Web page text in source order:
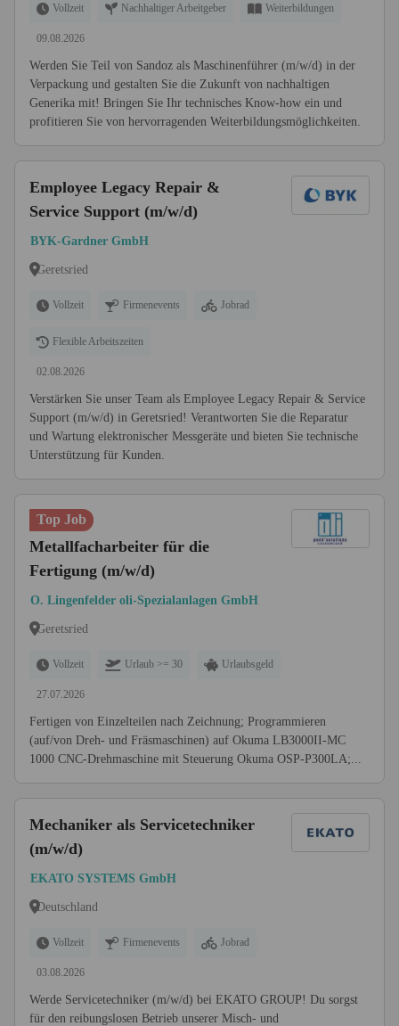
Vollzeit Nachhaltiger Arbeitgeber Weiterbildungen
09.08.2026
Werden Sie Teil von Sandoz als Maschinenführer (m/w/d) in der
Verpackung und gestalten Sie die Zukunft von nachhaltigen
Generika mit! Bringen Sie Ihr technisches Know-how ein und
profitieren Sie von hervorragenden Weiterbildungsmöglichkeiten.
Employee Legacy Repair &
Service Support (m/w/d)
BYK-Gardner GmbH
Geretsried
Vollzeit Firmenevents Jobrad
Flexible Arbeitszeiten
02.08.2026
Verstärken Sie unser Team als Employee Legacy Repair & Service
Support (m/w/d) in Geretsried! Verantworten Sie die Reparatur
und Wartung elektronischer Messgeräte und bieten Sie technische
Unterstützung für Kunden.
Top Job
Metallfacharbeiter für die
Fertigung (m/w/d)
O. Lingenfelder oli-Spezialanlagen GmbH
Geretsried
Vollzeit Urlaub >= 30 Urlaubsgeld
27.07.2026
Fertigen von Einzelteilen nach Zeichnung; Programmieren
(auf/von Dreh- und Fräsmaschinen) auf Okuma LB3000II-MC
1000 CNC-Drehmaschine mit Steuerung Okuma OSP-P300LA;...
Mechaniker als Servicetechniker
(m/w/d)
EKATO SYSTEMS GmbH
Deutschland
Vollzeit Firmenevents Jobrad
03.08.2026
Werde Servicetechniker (m/w/d) bei EKATO GROUP! Du sorgst
für den reibungslosen Betrieb unserer Misch- und